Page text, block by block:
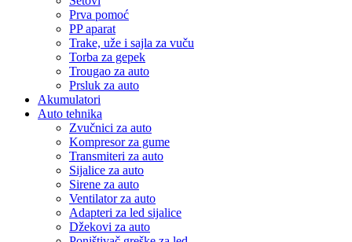
Prva pomoć
PP aparat
Trake, uže i sajla za vuču
Torba za gepek
Trougao za auto
Prsluk za auto
Akumulatori
Auto tehnika
Zvučnici za auto
Kompresor za gume
Transmiteri za auto
Sijalice za auto
Sirene za auto
Ventilator za auto
Adapteri za led sijalice
Džekovi za auto